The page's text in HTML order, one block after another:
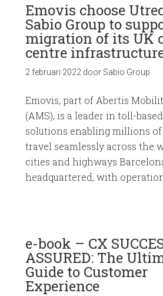
Emovis choose
Sabio Group to
migration of its UK
centre
2 februari 2022 door Sabio Group
Emovis, part of Abertis
(AMS), is a leader in toll-
solutions enabling millions
travel seamlessly across the
cities and highways
headquartered, with
e-book – CX
ASSURED: The
Guide to Customer
Experience